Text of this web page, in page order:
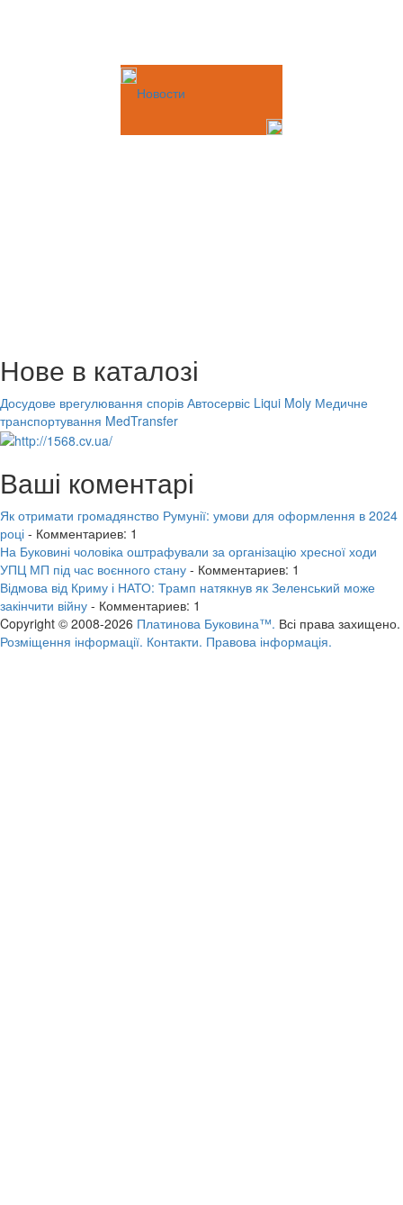
Новости
Нове в каталозі
Досудове врегулювання спорів Автосервіс Liqui Moly Медичне
транспортування MedTransfer
Ваші коментарі
Як отримати громадянство Румунії: умови для оформлення в 2024
році - Комментариев: 1
На Буковині чоловіка оштрафували за організацію хресної ходи
УПЦ МП під час воєнного стану - Комментариев: 1
Відмова від Криму і НАТО: Трамп натякнув як Зеленський може
закінчити війну - Комментариев: 1
Copyright © 2008-2026 Платинова Буковина™. Всі права захищено.
Розміщення інформації. Контакти. Правова інформація.